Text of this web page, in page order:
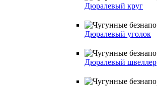
Дюралевый круг
Дюралевый уголок
Дюралевый швеллер